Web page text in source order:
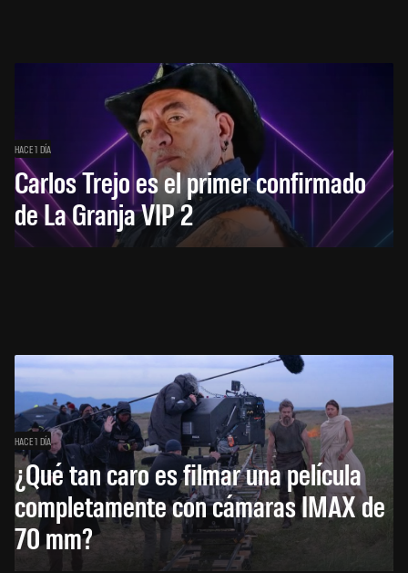
HACE 1 DÍA
Carlos Trejo es el primer confirmado
de La Granja VIP 2
HACE 1 DÍA
¿Qué tan caro es filmar una película
completamente con cámaras IMAX de
70 mm?